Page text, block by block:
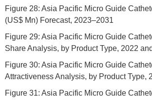
Figure 28: Asia Pacific Micro Guide
(US$ Mn) Forecast, 2023–2031
Figure 29: Asia Pacific Micro Guide
Share Analysis, by Product Type, 2022
Figure 30: Asia Pacific Micro Guide
Attractiveness Analysis, by Product Type,
Figure 31: Asia Pacific Micro Guide